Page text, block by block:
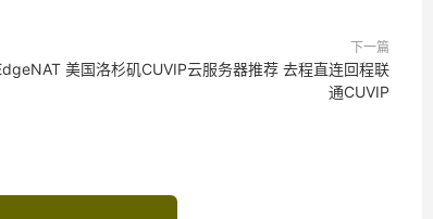
下一篇
美国洛杉矶CUVIP云服务器推荐 去程直连回程联
通CUVIP